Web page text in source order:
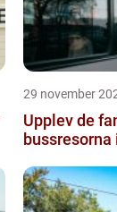
29 november
Upplev de
bussresorna